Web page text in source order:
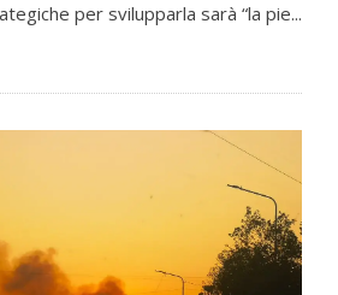
per svilupparla sarà “la pie...